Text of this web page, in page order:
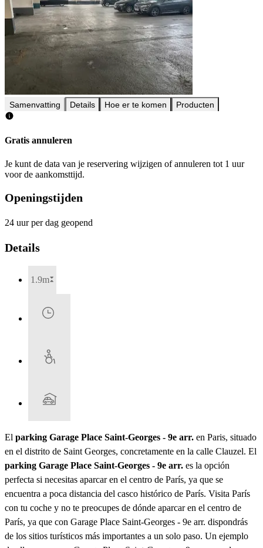
Samenvatting Details Hoe er te komen Producten
Gratis annuleren
Je kunt de data van je reservering wijzigen of annuleren tot 1 uur
voor de aankomsttijd.
Openingstijden
24 uur per dag geopend
Details
1.9m
El parking Garage Place Saint-Georges - 9e arr. en Paris, situado
en el distrito de Saint Georges, concretamente en la calle Clauzel. El
parking Garage Place Saint-Georges - 9e arr. es la opción
perfecta si necesitas aparcar en el centro de París, ya que se
encuentra a poca distancia del casco histórico de París. Visita París
con tu coche y no te preocupes de dónde aparcar en el centro de
París, ya que con Garage Place Saint-Georges - 9e arr. dispondrás
de los sitios turísticos más importantes a un solo paso. Un ejemplo